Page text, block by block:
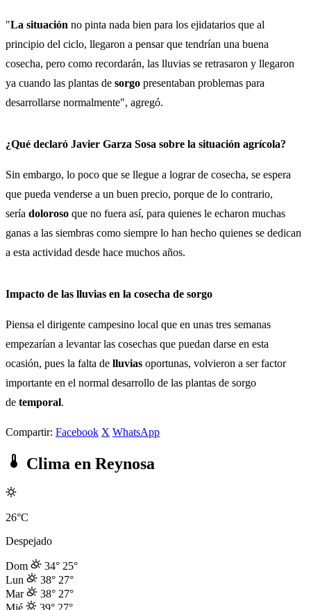
"La situación no pinta nada bien para los ejidatarios que al
principio del ciclo, llegaron a pensar que tendrían una buena
cosecha, pero como recordarán, las lluvias se retrasaron y llegaron
ya cuando las plantas de sorgo presentaban problemas para
desarrollarse normalmente", agregó.
¿Qué declaró Javier Garza Sosa sobre la situación agrícola?
Sin embargo, lo poco que se llegue a lograr de cosecha, se espera
que pueda venderse a un buen precio, porque de lo contrario,
sería doloroso que no fuera así, para quienes le echaron muchas
ganas a las siembras como siempre lo han hecho quienes se dedican
a esta actividad desde hace muchos años.
Impacto de las lluvias en la cosecha de sorgo
Piensa el dirigente campesino local que en unas tres semanas
empezarían a levantar las cosechas que puedan darse en esta
ocasión, pues la falta de lluvias oportunas, volvieron a ser factor
importante en el normal desarrollo de las plantas de sorgo
de temporal.
Compartir: Facebook X WhatsApp
Clima en Reynosa
26°C
Despejado
Dom 34° 25°
Lun
38° 27°
Mar
38° 27°